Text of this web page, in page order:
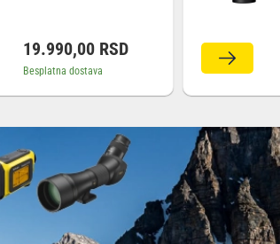
19.990,00 RSD
Besplatna dostava